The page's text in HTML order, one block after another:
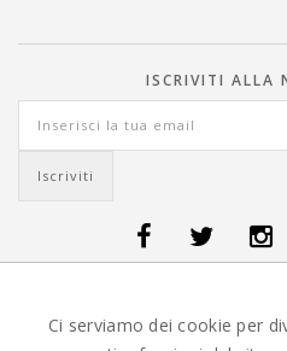
ISCRIVITI ALLA
VIAGGI GUATEMALA -OFFERTE
OFFERTE VIAGGI MAURITIUS
Ci serviamo dei cookie per